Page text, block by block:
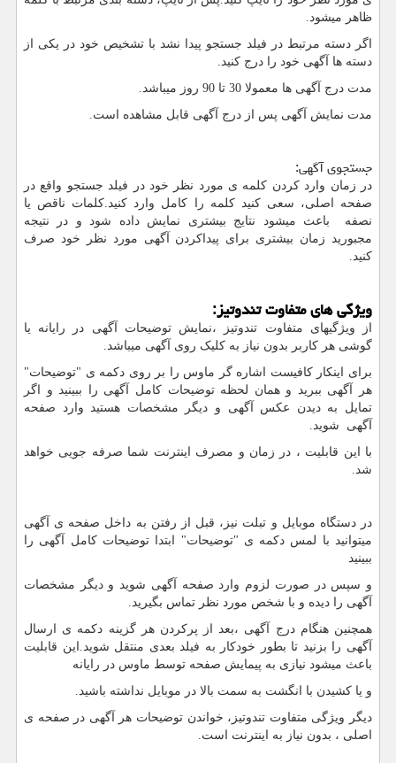
ظاهر میشود.
اگر دسته مرتبط در فیلد جستجو پیدا نشد با تشخیص خود در یکی از
دسته ها آگهی خود را درج کنید.
مدت درج آگهی ها معمولا 30 تا 90 روز میباشد.
مدت نمایش آگهی پس از درج آگهی قابل مشاهده است.
جستجوی آگهی:
در زمان وارد کردن کلمه ی مورد نظر خود در فیلد جستجو واقع در
صفحه اصلی، سعی کنید کلمه را کامل وارد کنید.کلمات ناقص یا
نصفه باعث میشود نتایج بیشتری نمایش داده شود و در نتیجه
مجبورید زمان بیشتری برای پیداکردن آگهی مورد نظر خود صرف
کنید.
ویژگی های متفاوت تندوتیز:
از ویژگیهای متفاوت تندوتیز ،نمایش توضیحات آگهی در رایانه یا
گوشی هر کاربر بدون نیاز به کلیک روی آگهی میباشد.
برای اینکار کافیست اشاره گر ماوس را بر روی دکمه ی "توضیحات"
هر آگهی ببرید و همان لحظه توضیحات کامل آگهی را ببینید و اگر
تمایل به دیدن عکس آگهی و دیگر مشخصات هستید وارد صفحه
آگهی شوید.
با این قابلیت ، در زمان و مصرف اینترنت شما صرفه جویی خواهد
شد.
در دستگاه موبایل و تبلت نیز، قبل از رفتن به داخل صفحه ی آگهی
میتوانید با لمس دکمه ی "توضیحات" ابتدا توضیحات کامل آگهی را
ببینید
و سپس در صورت لزوم وارد صفحه آگهی شوید و دیگر مشخصات
آگهی را دیده و با شخص مورد نظر تماس بگیرید.
همچنین هنگام درج آگهی ،بعد از پرکردن هر گزینه دکمه ی ارسال
آگهی را بزنید تا بطور خودکار به فیلد بعدی منتقل شوید.این قابلیت
باعث میشود نیازی به پیمایش صفحه توسط ماوس در رایانه
و یا کشیدن با انگشت به سمت بالا در موبایل نداشته باشید.
دیگر ویژگی متفاوت تندوتیز، خواندن توضیحات هر آگهی در صفحه ی
اصلی ، بدون نیاز به اینترنت است.